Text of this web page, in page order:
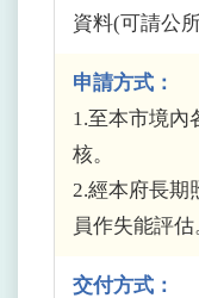
資料(可請公
申請方式：
1.至本市境內
核。
2.經本府長期
員作失能評估
交付方式：